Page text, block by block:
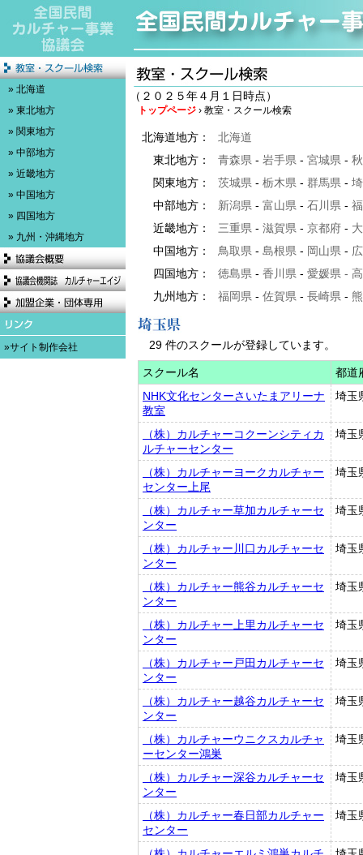
（２０２５年４月１日時点）
トップページ › 教室・スクール検索
北海道地方：
北海道
東北地方：
青森県 - 岩手県 - 宮城県 -
関東地方：
茨城県 - 栃木県 - 群馬県 -
中部地方：
新潟県 - 富山県 - 石川県 -
近畿地方：
三重県 - 滋賀県 - 京都府 -
中国地方：
鳥取県 - 島根県 - 岡山県 -
四国地方：
徳島県 - 香川県 - 愛媛県 -
九州地方：
福岡県 - 佐賀県 - 長崎県 -
29 件のスクールが登録しています。
スクール名
都道
NHK文化センターさいたまアリーナ
教室
埼玉
（株）カルチャーコクーンシティカ
ルチャーセンター
埼玉
（株）カルチャーヨークカルチャー
センター上尾
埼玉
（株）カルチャー草加カルチャーセ
ンター
埼玉
（株）カルチャー川口カルチャーセ
ンター
埼玉
（株）カルチャー熊谷カルチャーセ
ンター
埼玉
（株）カルチャー上里カルチャーセ
ンター
埼玉
（株）カルチャー戸田カルチャーセ
ンター
埼玉
（株）カルチャー越谷カルチャーセ
ンター
埼玉
（株）カルチャーウニクスカルチャ
ーセンター鴻巣
埼玉
（株）カルチャー深谷カルチャーセ
ンター
埼玉
（株）カルチャー春日部カルチャー
センター
埼玉
» 北海道
» 東北地方
» 関東地方
» 中部地方
» 近畿地方
» 中国地方
» 四国地方
» 九州・沖縄地方
»サイト制作会社